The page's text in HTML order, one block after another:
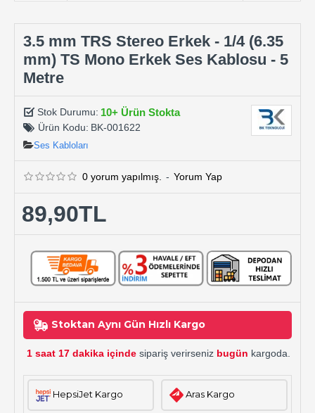
3.5 mm TRS Stereo Erkek - 1/4 (6.35
mm) TS Mono Erkek Ses Kablosu - 5
Metre
Stok Durumu: 10+ Ürün Stokta
Ürün Kodu: BK-001622
Ses Kabloları
0 yorum yapılmış. - Yorum Yap
89,90TL
Stoktan Aynı Gün Hızlı Kargo
1 saat 17 dakika içinde sipariş verirseniz bugün kargoda.
HepsiJet Kargo Aras Kargo